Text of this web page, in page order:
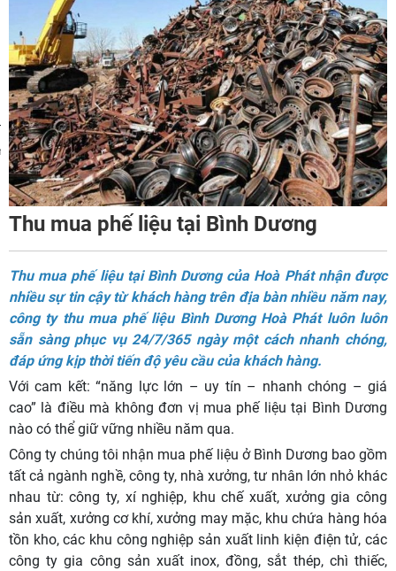
Thu mua phế liệu tại Bình Dương
Thu mua phế liệu tại Bình Dương của Hoà Phát nhận được
nhiều sự tin cậy từ khách hàng trên địa bàn nhiều năm nay,
công ty thu mua phế liệu Bình Dương Hoà Phát luôn luôn
sẵn sàng phục vụ 24/7/365 ngày một cách nhanh chóng,
đáp ứng kịp thời tiến độ yêu cầu của khách hàng.
Với cam kết: “năng lực lớn – uy tín – nhanh chóng – giá
cao” là điều mà không đơn vị mua phế liệu tại Bình Dương
nào có thể giữ vững nhiều năm qua.
Công ty chúng tôi nhận mua phế liệu ở Bình Dương bao gồm
tất cả ngành nghề, công ty, nhà xưởng, tư nhân lớn nhỏ khác
nhau từ: công ty, xí nghiệp, khu chế xuất, xưởng gia công
sản xuất, xưởng cơ khí, xưởng may mặc, khu chứa hàng hóa
tồn kho, các khu công nghiệp sản xuất linh kiện điện tử, các
công ty gia công sản xuất inox, đồng, sắt thép, chì thiếc,